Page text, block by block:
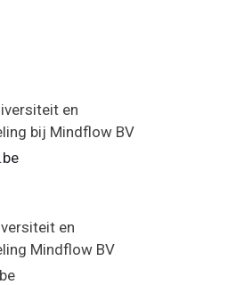
en
bij Mindflow BV
en
Mindflow BV